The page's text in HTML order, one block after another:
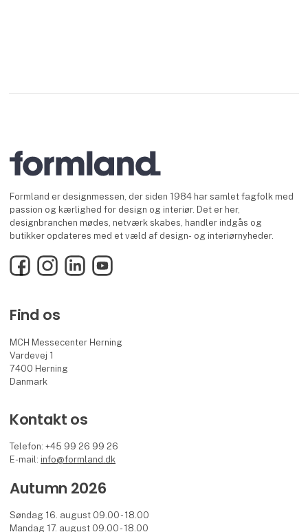
Formland er designmessen, der siden 1984 har samlet fagfolk med
passion og kærlighed for design og interiør. Det er her,
designbranchen mødes, netværk skabes, handler indgås og
butikker opdateres med et væld af design- og interiørnyheder.
FacebookInstagramLinkedInYouTube
Find os
MCH Messecenter Herning
Vardevej 1
7400 Herning
Danmark
Kontakt os
Telefon: +45 99 26 99 26
E-mail: info@formland.dk
Autumn 2026
Søndag 16. august 09.00 - 18.00
Mandag 17. august 09.00 - 18.00